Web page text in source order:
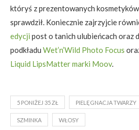
któryś z prezentowanych kosmetyków
sprawdził. Koniecznie zajrzyjcie
edycji post o tanich ulubieńcach oraz
podkładu Wet’n’Wild Photo Focus
Liquid LipsMatter marki Moov.
5 PONIŻEJ 35 ZŁ PIELĘGNACJA TWARZY
SZMINKA WŁOSY